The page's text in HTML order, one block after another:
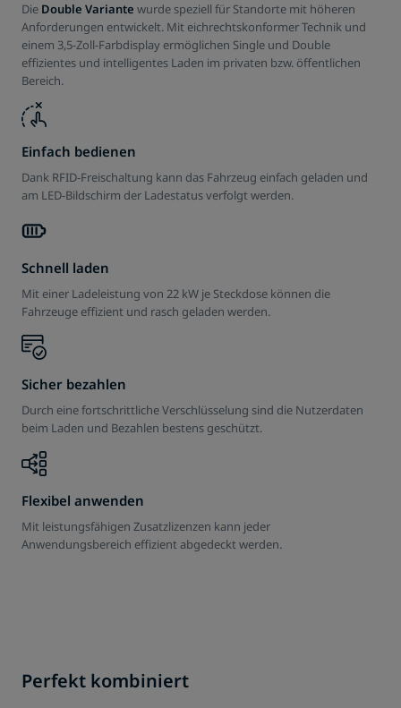
Die Double Variante wurde speziell für Standorte mit höheren
Anforderungen entwickelt. Mit eichrechtskonformer Technik und
einem 3,5-Zoll-Farbdisplay ermöglichen Single und Double
effizientes und intelligentes Laden im privaten bzw. öffentlichen
Bereich.
Einfach bedienen
Dank RFID-Freischaltung kann das Fahrzeug einfach geladen und
am LED-Bildschirm der Ladestatus verfolgt werden.
Schnell laden
Mit einer Ladeleistung von 22 kW je Steckdose können die
Fahrzeuge effizient und rasch geladen werden.
Sicher bezahlen
Durch eine fortschrittliche Verschlüsselung sind die Nutzerdaten
beim Laden und Bezahlen bestens geschützt.
Flexibel anwenden
Mit leistungsfähigen Zusatzlizenzen kann jeder
Anwendungsbereich effizient abgedeckt werden.
Charger Plus
100 % sicher
Einfaches Laden
Perfekt kombiniert